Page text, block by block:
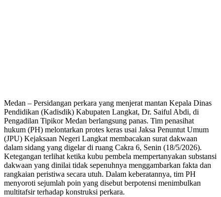
Medan – Persidangan perkara yang menjerat mantan Kepala Dinas
Pendidikan (Kadisdik) Kabupaten Langkat, Dr. Saiful Abdi, di
Pengadilan Tipikor Medan berlangsung panas. Tim penasihat
hukum (PH) melontarkan protes keras usai Jaksa Penuntut Umum
(JPU) Kejaksaan Negeri Langkat membacakan surat dakwaan
dalam sidang yang digelar di ruang Cakra 6, Senin (18/5/2026).
Ketegangan terlihat ketika kubu pembela mempertanyakan substansi
dakwaan yang dinilai tidak sepenuhnya menggambarkan fakta dan
rangkaian peristiwa secara utuh. Dalam keberatannya, tim PH
menyoroti sejumlah poin yang disebut berpotensi menimbulkan
multitafsir terhadap konstruksi perkara.